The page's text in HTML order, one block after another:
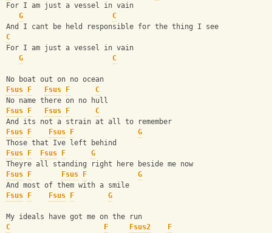
For I am just a vessel in vain
G
C
And I cant be held responsible for the thing I see
C
For I am just a vessel in vain
G
C
No boat out on no ocean
Fsus
F Fsus F
C
No name there on no hull
Fsus
F Fsus F
C
And its not a strain at all to remember
Fsus
F Fsus F
G
Those that Ive left behind
Fsus
F Fsus F
G
Theyre all standing right here beside me now
Fsus
F Fsus F
G
And most of them with a smile
Fsus
F Fsus F G
My ideals have got me on the run
C
F Fsus2
F